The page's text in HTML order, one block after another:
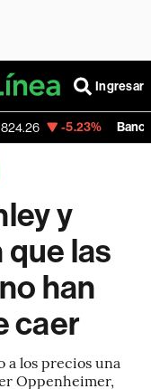
Ingresar
Banco de Bogota
y
las
han
caer
a los precios una
Oppenheimer,